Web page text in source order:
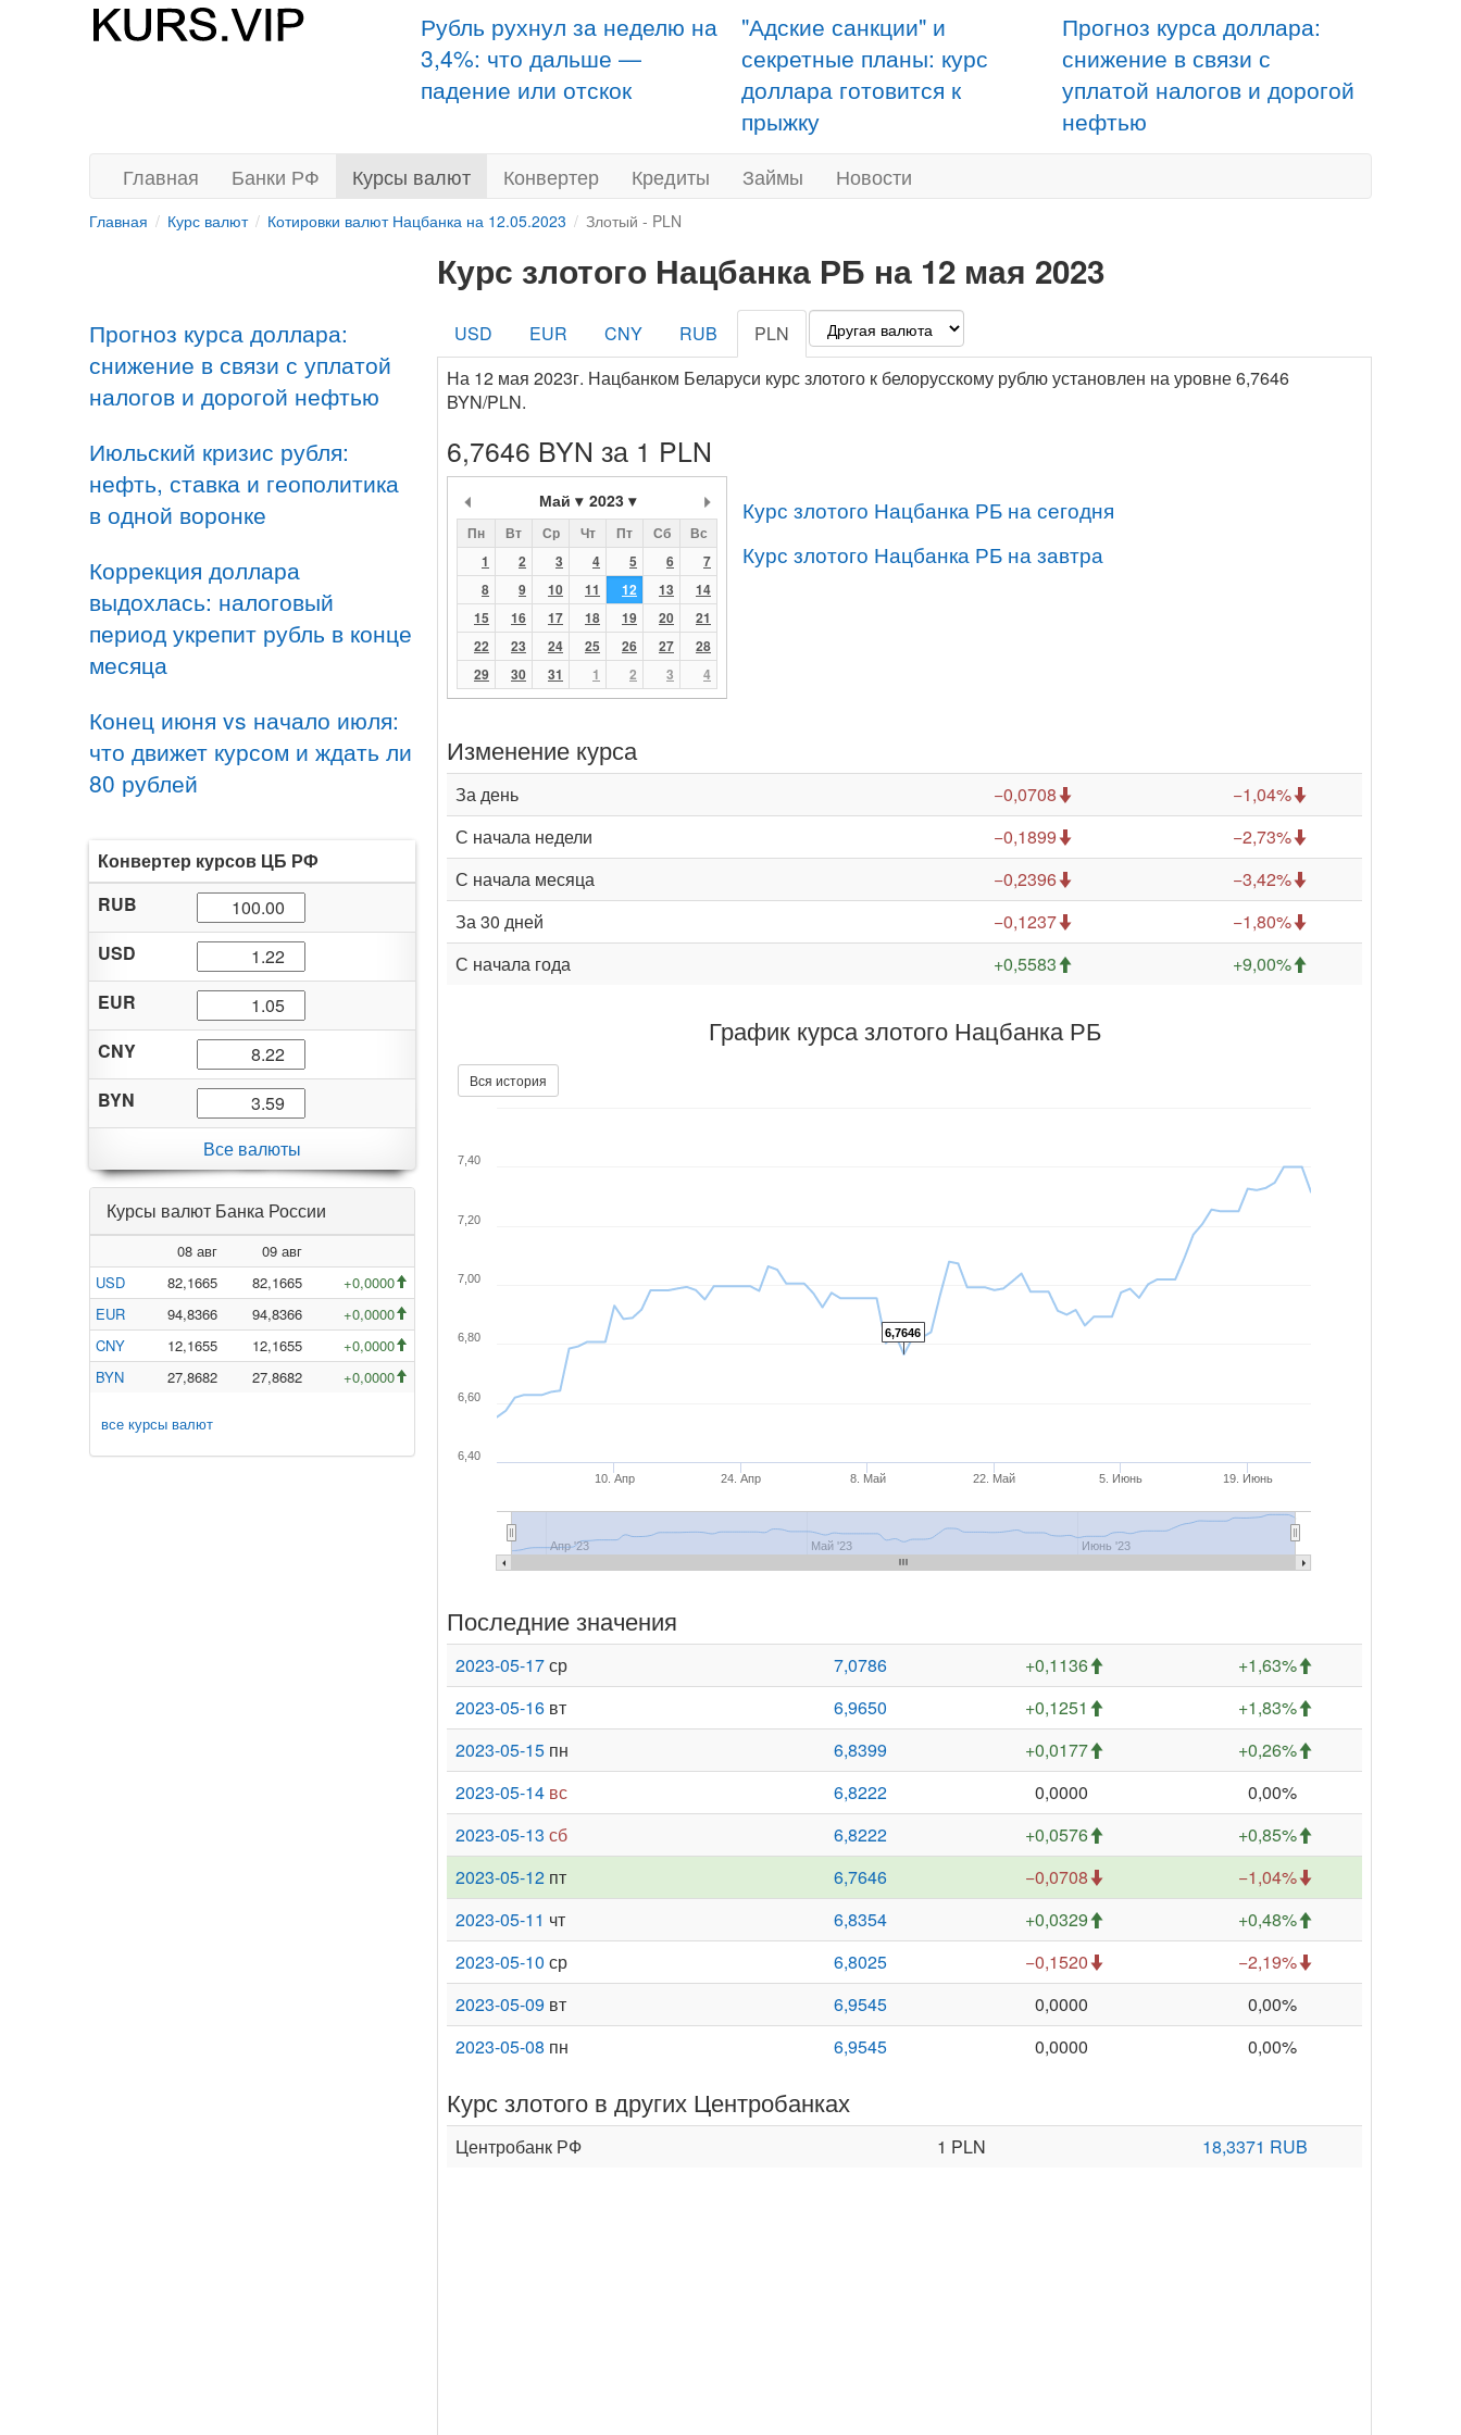
Рубль рухнул за неделю на
3,4%: что дальше —
падение или отскок
"Адские санкции" и
секретные планы: курс
доллара готовится к
прыжку
Прогноз курса доллара:
снижение в связи с
уплатой налогов и дорогой
нефтью
Главная Банки РФ Курсы валют Конвертер Кредиты Займы Новости
Главная Курс валют Котировки валют Нацбанка на 12.05.2023 Злотый - PLN
Прогноз курса доллара:
снижение в связи с уплатой
налогов и дорогой нефтью
Июльский кризис рубля:
нефть, ставка и геополитика
в одной воронке
Коррекция доллара
выдохлась: налоговый
период укрепит рубль в конце
месяца
Конец июня vs начало июля:
что движет курсом и ждать ли
80 рублей
Конвертер курсов ЦБ РФ
RUB
USD
EUR
CNY
BYN
Все валюты
Курсы валют Банка России
08 авг
09 авг
USD
82,1665 82,1665
+0,0000
EUR
94,8366 94,8366
+0,0000
CNY
12,1655 12,1655
+0,0000
BYN
27,8682 27,8682 +0,0000
все курсы валют
Курс злотого Нацбанка РБ на 12 мая 2023
USD EUR CNY RUB
PLN
На 12 мая 2023г. Нацбанком Беларуси курс злотого к белорусскому рублю установлен на уровне 6,7646
BYN/PLN.
6,7646 BYN за 1 PLN
Май 2023
Пн Вт Ср Чт Пт Сб
Вс
1
2 3 4 5 6
7
8
9 10 11 12 13
14
15
16 17 18 19 20
21
22
23 24 25 26 27
28
29
30 31 1 2 3 4
Курс злотого Нацбанка РБ на сегодня
Курс злотого Нацбанка РБ на завтра
Изменение курса
За день −0,0708
−1,04%
С начала недели
−0,1899
−2,73%
С начала месяца
−0,2396
−3,42%
За 30 дней
−0,1237
−1,80%
С начала года
+0,5583 +9,00%
График курса злотого Нацбанка РБ
Вся история
6,7646
10. Апр 24. Апр 8. Май 22. Май 5. Июнь 19. Июнь
Апр '23 Май '23 Июнь '23
6,40
6,60
6,80
7,00
7,20
7,40
Последние значения
2023-05-17ср 7,0786 +0,1136
+1,63%
2023-05-16 вт 6,9650 +0,1251
+1,83%
2023-05-15 пн 6,8399 +0,0177
+0,26%
2023-05-14 вс 6,8222 0,0000
0,00%
2023-05-13 сб 6,8222 +0,0576
+0,85%
2023-05-12 пт 6,7646 −0,0708
−1,04%
2023-05-11 чт 6,8354 +0,0329
+0,48%
2023-05-10 ср 6,8025 −0,1520
−2,19%
2023-05-09 вт 6,9545 0,0000
0,00%
2023-05-08 пн 6,9545 0,0000 0,00%
Курс злотого в других Центробанках
Центробанк РФ 1 PLN 18,3371 RUB